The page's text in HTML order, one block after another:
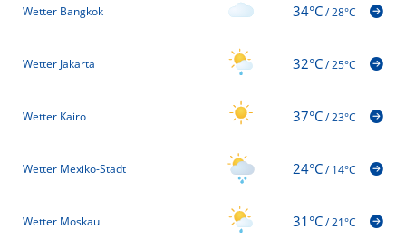
Wetter Bangkok 34°C/28°C
Wetter Jakarta 32°C/25°C
Wetter Kairo 37°C/23°C
Wetter Mexiko-Stadt 24°C/14°C
Wetter Moskau 31°C/21°C